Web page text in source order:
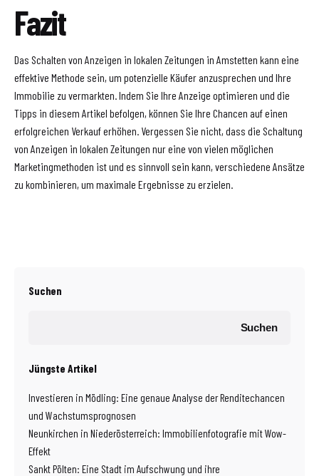
Fazit
Das Schalten von Anzeigen in lokalen Zeitungen in Amstetten kann eine
effektive Methode sein, um potenzielle Käufer anzusprechen und Ihre
Immobilie zu vermarkten. Indem Sie Ihre Anzeige optimieren und die
Tipps in diesem Artikel befolgen, können Sie Ihre Chancen auf einen
erfolgreichen Verkauf erhöhen. Vergessen Sie nicht, dass die Schaltung
von Anzeigen in lokalen Zeitungen nur eine von vielen möglichen
Marketingmethoden ist und es sinnvoll sein kann, verschiedene Ansätze
zu kombinieren, um maximale Ergebnisse zu erzielen.
Suchen
Suchen
Jüngste Artikel
Investieren in Mödling: Eine genaue Analyse der Renditechancen
und Wachstumsprognosen
Neunkirchen in Niederösterreich: Immobilienfotografie mit Wow-
Effekt
Sankt Pölten: Eine Stadt im Aufschwung und ihre